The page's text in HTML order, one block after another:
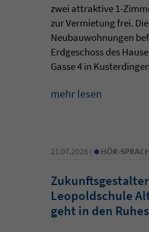
zwei attraktive 1-
zur Vermietung frei.
Neubauwohnungen
Erdgeschoss des
Gasse 4 in
mehr lesen
21.07.2026 | • HÖR-
Leopoldschule
geht in den